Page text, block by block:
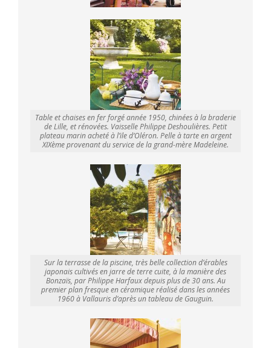
Table et chaises en fer forgé année 1950, chinées à la braderie
de Lille, et rénovées. Vaisselle Philippe Deshoulières. Petit
plateau marin acheté à l’ïle d’Oléron. Pelle à tarte en argent
XIXème provenant du service de la grand-mère Madeleine.
Sur la terrasse de la piscine, très belle collection d’érables
japonais cultivés en jarre de terre cuite, à la manière des
Bonzaïs, par Philippe Harfaux depuis plus de 30 ans. Au
premier plan fresque en céramique réalisé dans les années
1960 à Vallauris d’après un tableau de Gauguin.